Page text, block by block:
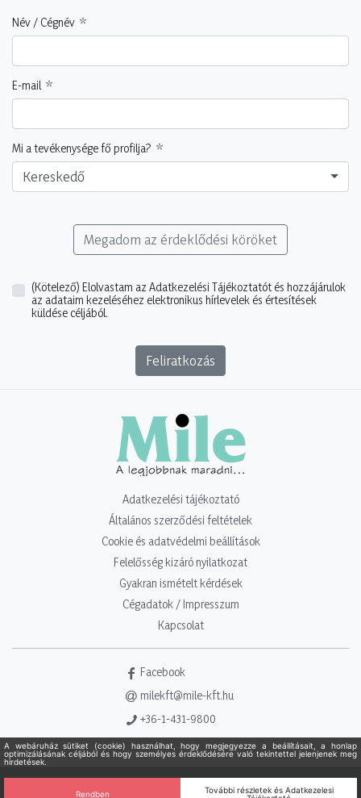
Név / Cégnév
E-mail
Mi a tevékenysége fő profilja?
Kereskedő
Megadom az érdeklődési köröket
(Kötelező) Elolvastam az Adatkezelési Tájékoztatót és hozzájárulok
az adataim kezeléséhez elektronikus hírlevelek és értesítések
küldése céljából.
Feliratkozás
Adatkezelési tájékoztató
Általános szerződési feltételek
Cookie és adatvédelmi beállítások
Felelősség kizáró nyilatkozat
Gyakran ismételt kérdések
Cégadatok / Impresszum
Kapcsolat
Facebook
milekft@mile-kft.hu
+36-1-431-9800
Copyright 2021 - 2026. Mile Kft. Minden jog fenntartva!Powered